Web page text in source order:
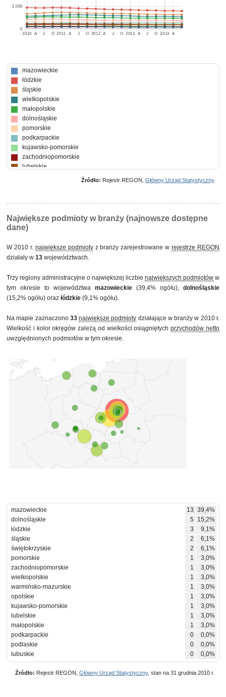
2010 2011 2012 2013 2014
A J O A J O A J O A J O A
0
2,000
mazowieckie
łódzkie
śląskie
wielkopolskie
małopolskie
dolnośląskie
pomorskie
podkarpackie
kujawsko-pomorskie
zachodniopomorskie
lubelskie
podlaskie
warmińsko-mazurskie
Źródło: Rejestr REGON, Główny Urząd Statystyczny
Największe podmioty w branży (najnowsze dostępne
dane)
W 2010 r. największe podmiotyz branży zarejestrowane wrejestrze REGON
działały w 13 województwach.
Trzy regiony administracyjne o największej liczbie największych podmiotów w
tym okresie to województwa mazowieckie (39,4% ogółu), dolnośląskie
(15,2% ogółu) oraz łódzkie (9,1% ogółu).
Na mapie zaznaczono 33 największe podmioty działające w branży w 2010 r.
Wielkość i kolor okręgów zależą od wielkości osiągniętychprzychodów netto
uwzględnionych podmiotów w tym okresie.
mazowieckie 13 39,4%
dolnośląskie
5
15,2%
łódzkie
3
9,1%
śląskie
2
6,1%
świętokrzyskie
2
6,1%
pomorskie
1
3,0%
zachodniopomorskie
1
3,0%
wielkopolskie
1
3,0%
warmińsko-mazurskie
1
3,0%
opolskie
1
3,0%
kujawsko-pomorskie
1
3,0%
lubelskie
1
3,0%
małopolskie
1
3,0%
podkarpackie
0
0,0%
podlaskie
0
0,0%
lubuskie
0 0,0%
Źródło: Rejestr REGON, Główny Urząd Statystyczny, stan na 31 grudnia 2010 r.